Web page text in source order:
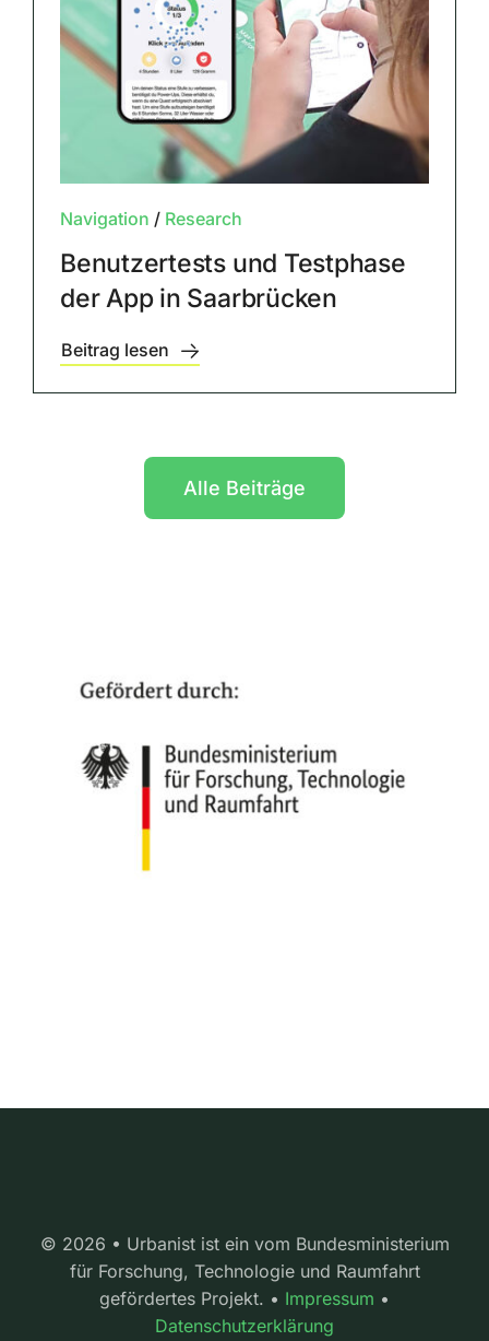
Navigation / Research
Benutzertests und Testphase
der App in Saarbrücken
Beitrag lesen
Alle Beiträge
© 2026 • Urbanist ist ein vom Bundesministerium
für Forschung, Technologie und Raumfahrt
gefördertes Projekt. • Impressum •
Datenschutzerklärung